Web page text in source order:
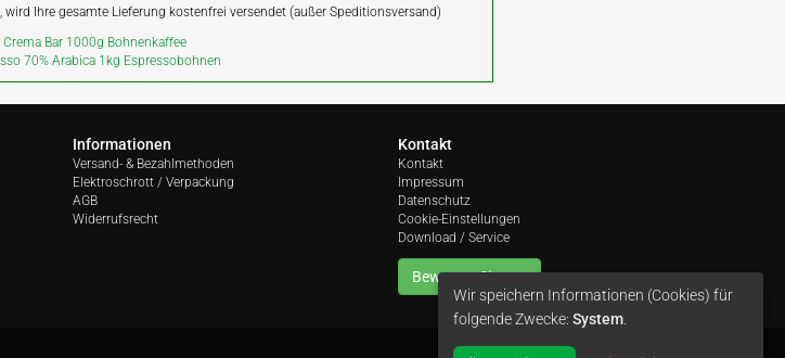
Ihre gesamte Lieferung kostenfrei versendet (außer Speditionsversand)
Bar 1000g Bohnenkaffee
70% Arabica 1kg Espressobohnen
Informationen
Versand- & Bezahlmethoden
Elektroschrott / Verpackung
AGB
Widerrufsrecht
Kontakt
Kontakt
Impressum
Datenschutz
Cookie-Einstellungen
Download / Service
Bewerten Sie uns
Wir speichern Informationen (Cookies) für
folgende Zwecke: System